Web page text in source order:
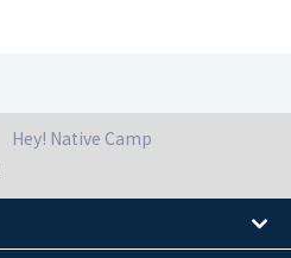
Hey! Native Camp